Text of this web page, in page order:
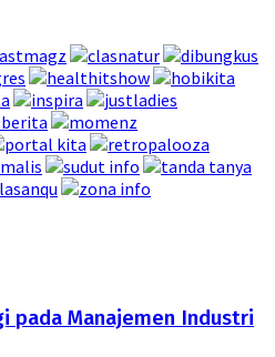
pada Manajemen Industri